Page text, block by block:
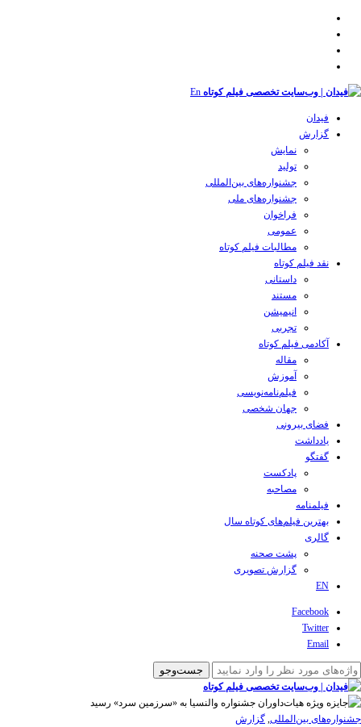
En
فیدان
گزارش
نمایش
تولید
‌‌جشنواره‌های بین‌المللی
جشنواره‌های ملی
فراخوان
عمومی
مطالبات فیلم کوتاه
نقد فیلم کوتاه
داستانی
مستند
انیمیشن
تجربی
آکادمی فیلم کوتاه
مقاله
آموزش
فیلم‌نامه‌نویسی
جهان شخصی
فضای بیرونی
یادداشت
گفتگو
پادکست
مصاحبه
فیلمنامه
بهترین فیلم‌های کوتاه سال
گالری
پشت صحنه
گزارش تصویری
EN
Facebook
Twitter
Email
‌‌جشنواره‌های بین‌المللی, گزارش